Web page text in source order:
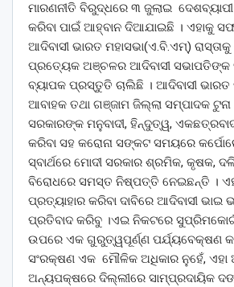
ମାରଣନୀତି ବିରୁଦ୍ଧରେ ୩ ଜୁଲାଇ
କରିବା ପାଇଁ ଆହ୍ବାନ ଦିଆଯାଇଛି । ଏହାକୁ
ଆଦିବାସୀ ଭାରତ ମହାସଭା(ଏ.ବି.ଏମ୍)
ପ୍ରତ୍ୟେକ ଅଞ୍ଚଳର ଆଦିବାସୀ ସଭାପତିଙ୍କ
ବ୍ୟାପକ ପ୍ରସ୍ତୁତି ଚାଲିଛି । ଆଦିବାସୀ ଭାରତ
ଆବାହକ ତଥା ଗଞ୍ଜାମ ଜିଲ୍ଲା ସମ୍ପାଦକ
ସରକାରଙ୍କ ମନୁବାଦୀ, ହିନ୍ଦୁତ୍ୱ,
କରିବା ସହ କରୋନା ସଙ୍କଟ ସମୟରେ
ସ୍ବାର୍ଥରେ ମୋଦୀ ସରକାର ଶ୍ରମିକ, କୃଷକ,
ବିରୋଧରେ ସମସ୍ତ ନିଷ୍ପତ୍ତି ନେଇଛନ୍ତି ।
ପ୍ରତ୍ୟାହାର କରିବା ଦାବିରେ ଆଦିବାସୀ
ପ୍ରତିବାଦ କରିବୁ ।ଏଇ ନିକଟରେ ସୁପ୍ରିମକୋର୍ଟ
ଉପରେ ଏକ ଗୁରୁତ୍ୱପୂର୍ଣ୍ଣ ପର୍ଯ୍ୟବେକ୍ଷଣ
ସଂରକ୍ଷଣ ଏକ ମୌଳିକ ଅଧିକାର ନୁହେଁ,
ଅନ୍ୟପକ୍ଷରେ ଦିଲ୍ଲୀରେ ସାମ୍ପ୍ରଦାୟିକ